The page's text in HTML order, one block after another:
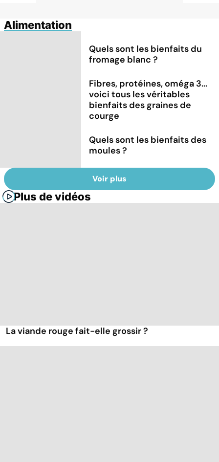
Alimentation
Quels sont les bienfaits du
fromage blanc ?
Fibres, protéines, oméga 3...
voici tous les véritables
bienfaits des graines de
courge
Quels sont les bienfaits des
moules ?
Voir plus
Plus de vidéos
La viande rouge fait-elle grossir ?